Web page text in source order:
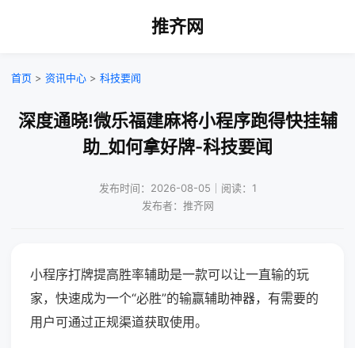
推齐网
首页 > 资讯中心 > 科技要闻
深度通晓!微乐福建麻将小程序跑得快挂辅
助_如何拿好牌-科技要闻
发布时间：2026-08-05｜阅读：1
发布者：推齐网
小程序打牌提高胜率辅助是一款可以让一直输的玩
家，快速成为一个“必胜”的输赢辅助神器，有需要的
用户可通过正规渠道获取使用。